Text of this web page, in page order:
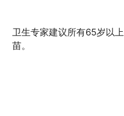
卫生专家建议所有65岁以
苗。